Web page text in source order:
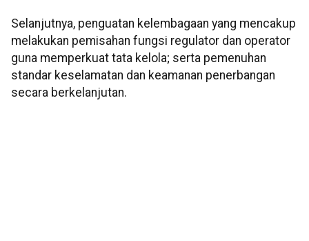
Selanjutnya, penguatan kelembagaan yang mencakup
melakukan pemisahan fungsi regulator dan operator
guna memperkuat tata kelola; serta pemenuhan
standar keselamatan dan keamanan penerbangan
secara berkelanjutan.